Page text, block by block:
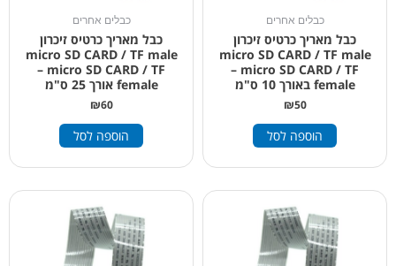
כבלים אחרים
כבל מאריך כרטיס זיכרון
micro SD CARD / TF male
– micro SD CARD / TF
female באורך 10 ס"מ
₪50
הוספה לסל
כבלים אחרים
כבל מאריך כרטיס זיכרון
micro SD CARD / TF male
– micro SD CARD / TF
female אורך 25 ס"מ
₪60
הוספה לסל